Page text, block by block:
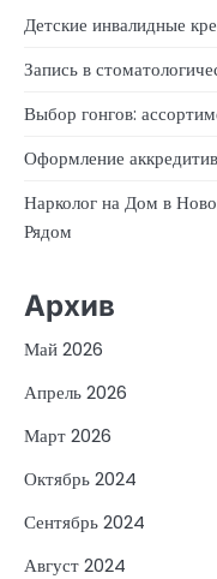
Детские инвалидные
Запись в
Выбор гонгов:
Оформление
Нарколог на Дом в
Рядом
Архив
Май 2026
Апрель 2026
Март 2026
Октябрь 2024
Сентябрь 2024
Август 2024